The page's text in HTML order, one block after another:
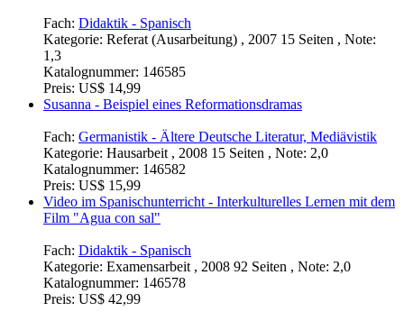
Fach: Didaktik - Spanisch
Kategorie: Referat (Ausarbeitung) , 2007 15 Seiten , Note:
1,3
Katalognummer: 146585
Preis: US$ 14,99
Susanna - Beispiel eines Reformationsdramas
Fach: Germanistik - Ältere Deutsche Literatur, Mediävistik
Kategorie: Hausarbeit , 2008 15 Seiten , Note: 2,0
Katalognummer: 146582
Preis: US$ 15,99
Video im Spanischunterricht - Interkulturelles Lernen mit dem
Film "Agua con sal"
Fach: Didaktik - Spanisch
Kategorie: Examensarbeit , 2008 92 Seiten , Note: 2,0
Katalognummer: 146578
Preis: US$ 42,99